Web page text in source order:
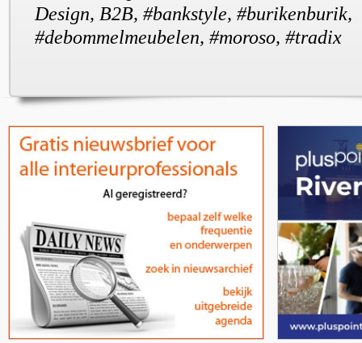
Design, B2B, #bankstyle, #burikenburik,
#debommelmeubelen, #moroso, #tradix